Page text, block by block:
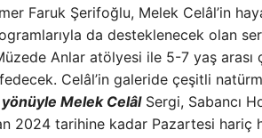
Faruk Şerifoğlu, Melek Celâl’in
da desteklenecek olan
Anlar atölyesi ile 5-7 yaş
Celâl’in galeride çeşitli
Melek CelâlSergi, Sabancı
2024 tarihine kadar Pazartesi hariç